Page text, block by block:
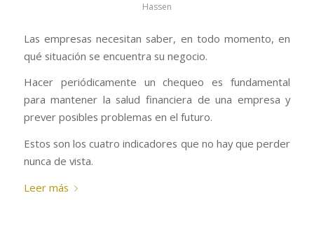
Hassen
Las empresas necesitan saber, en todo momento, en
qué situación se encuentra su negocio.
Hacer periódicamente un chequeo es fundamental
para mantener la salud financiera de una empresa y
prever posibles problemas en el futuro.
Estos son los cuatro indicadores que no hay que perder
nunca de vista.
Leer más